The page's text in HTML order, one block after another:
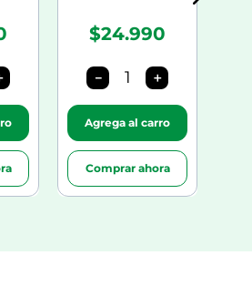
$24.990
＋
－
Agrega al carro
Comprar ahora